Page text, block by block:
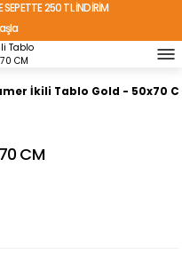
SEPETTE 250 TL İNDİRİM
KARGO!
İkili Tablo Gold - 50x70
CM